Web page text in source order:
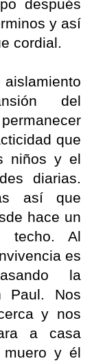
después
y así
cordial.
del
que
niños y el
diarias.
así que
hace un
techo. Al
es
la
Paul. Nos
y nos
a casa
y él